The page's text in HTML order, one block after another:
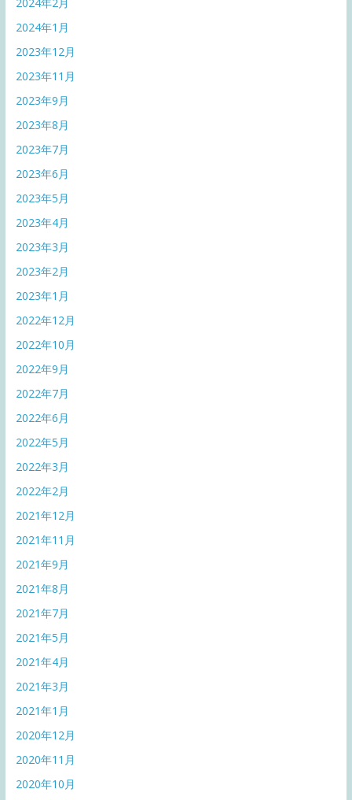
2024年2月
2024年1月
2023年12月
2023年11月
2023年9月
2023年8月
2023年7月
2023年6月
2023年5月
2023年4月
2023年3月
2023年2月
2023年1月
2022年12月
2022年10月
2022年9月
2022年7月
2022年6月
2022年5月
2022年3月
2022年2月
2021年12月
2021年11月
2021年9月
2021年8月
2021年7月
2021年5月
2021年4月
2021年3月
2021年1月
2020年12月
2020年11月
2020年10月